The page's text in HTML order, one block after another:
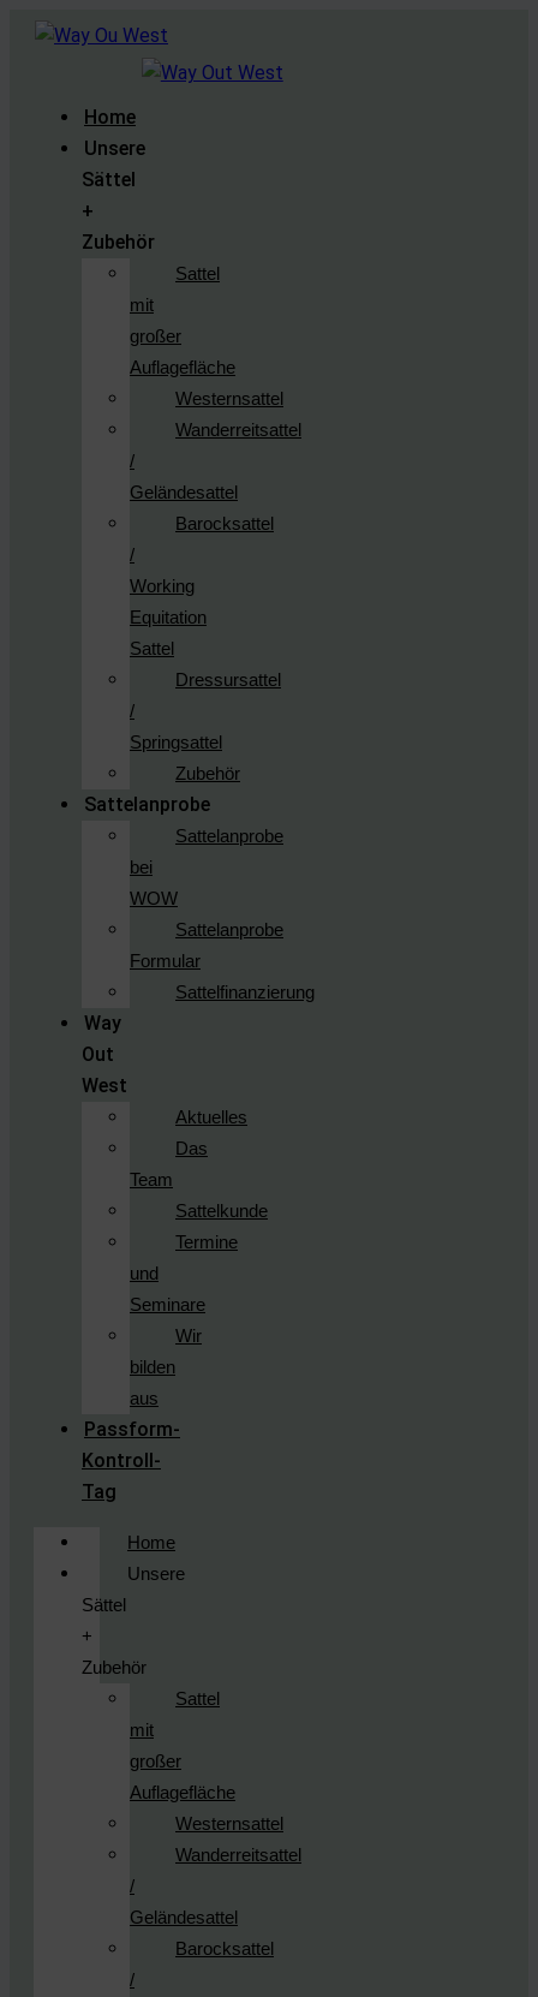
Home
Unsere
Sättel
+
Zubehör
Sattel
mit
großer
Auflagefläche
Westernsattel
Wanderreitsattel
/
Geländesattel
Barocksattel
/
Working
Equitation
Sattel
Dressursattel
/
Springsattel
Zubehör
Sattelanprobe
Sattelanprobe
bei
WOW
Sattelanprobe
Formular
Sattelfinanzierung
Way
Out
West
Aktuelles
Das
Team
Sattelkunde
Termine
und
Seminare
Wir
bilden
aus
Passform-
Kontroll-
Tag
Home
Unsere
Sättel
+
Zubehör
Sattel
mit
großer
Auflagefläche
Westernsattel
Wanderreitsattel
/
Geländesattel
Barocksattel
/